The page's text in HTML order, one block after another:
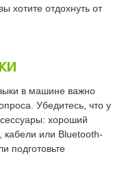
хотите отдохнуть от
в машине важно
Убедитесь, что у
хороший
кабели или Bluetooth-
подготовьте